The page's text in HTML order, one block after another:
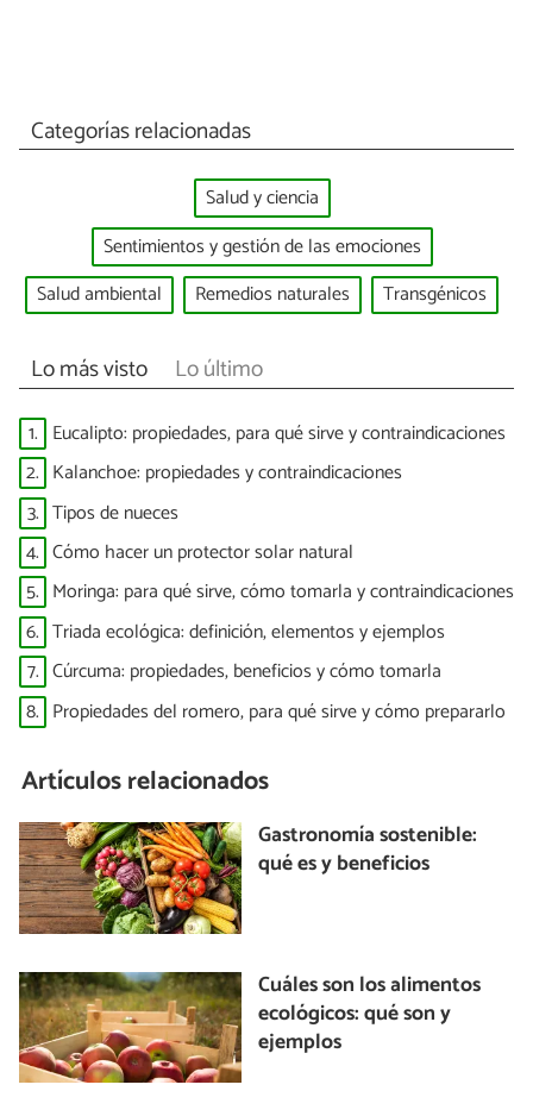
Categorías relacionadas
Salud y ciencia
Sentimientos y gestión de las emociones
Salud ambiental
Remedios naturales Transgénicos
Lo más visto Lo último
1. Eucalipto: propiedades, para qué sirve y contraindicaciones
2. Kalanchoe: propiedades y contraindicaciones
3. Tipos de nueces
4. Cómo hacer un protector solar natural
5. Moringa: para qué sirve, cómo tomarla y contraindicaciones
6. Triada ecológica: definición, elementos y ejemplos
7. Cúrcuma: propiedades, beneficios y cómo tomarla
8. Propiedades del romero, para qué sirve y cómo prepararlo
Artículos relacionados
Gastronomía sostenible:
qué es y beneficios
Cuáles son los alimentos
ecológicos: qué son y
ejemplos